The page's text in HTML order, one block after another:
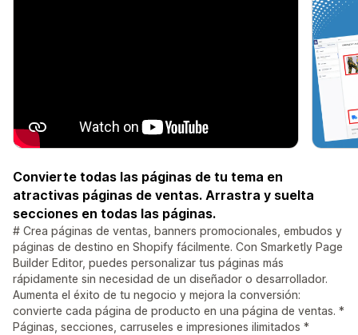
Convierte todas las páginas de tu tema en
atractivas páginas de ventas. Arrastra y suelta
secciones en todas las páginas.
# Crea páginas de ventas, banners promocionales, embudos y
páginas de destino en Shopify fácilmente. Con Smarketly Page
Builder Editor, puedes personalizar tus páginas más
rápidamente sin necesidad de un diseñador o desarrollador.
Aumenta el éxito de tu negocio y mejora la conversión:
convierte cada página de producto en una página de ventas. *
Páginas, secciones, carruseles e impresiones ilimitados *